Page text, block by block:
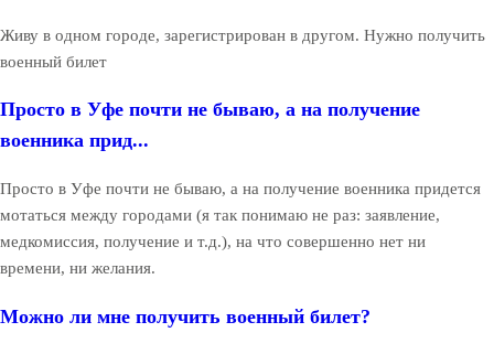
Живу в одном городе, зарегистрирован в другом. Нужно получить
военный билет
Просто в Уфе почти не бываю, а на получение
военника прид...
Просто в Уфе почти не бываю, а на получение военника придется
мотаться между городами (я так понимаю не раз: заявление,
медкомиссия, получение и т.д.), на что совершенно нет ни
времени, ни желания.
Можно ли мне получить военный билет?